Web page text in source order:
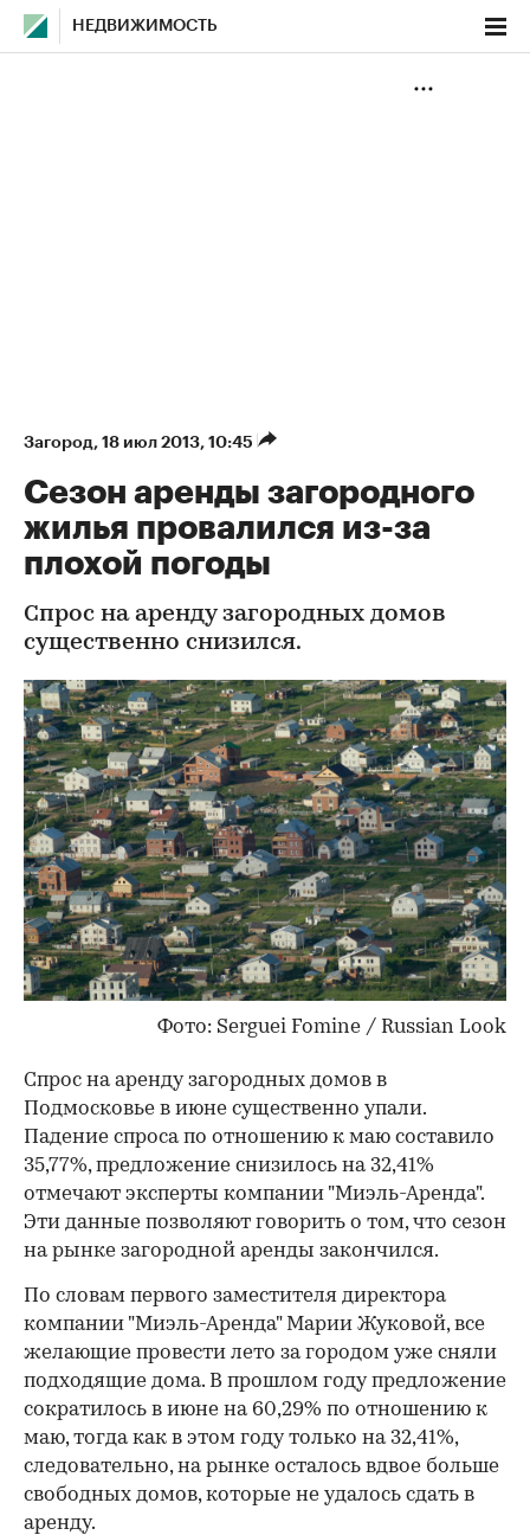
НЕДВИЖИМОСТЬ
Загород⁠, 18 июл 2013, 10:45
Сезон аренды загородного
жилья провалился из-за
плохой погоды
Спрос на аренду загородных домов
существенно снизился.
Фото: Serguei Fomine / Russian Look
Спрос на аренду загородных домов в
Подмосковье в июне существенно упали.
Падение спроса по отношению к маю составило
35,77%, предложение снизилось на 32,41%
отмечают эксперты компании "Миэль-Аренда".
Эти данные позволяют говорить о том, что сезон
на рынке загородной аренды закончился.
По словам первого заместителя директора
компании "Миэль-Аренда" Марии Жуковой, все
желающие провести лето за городом уже сняли
подходящие дома. В прошлом году предложение
сократилось в июне на 60,29% по отношению к
маю, тогда как в этом году только на 32,41%,
следовательно, на рынке осталось вдвое больше
свободных домов, которые не удалось сдать в
аренду.